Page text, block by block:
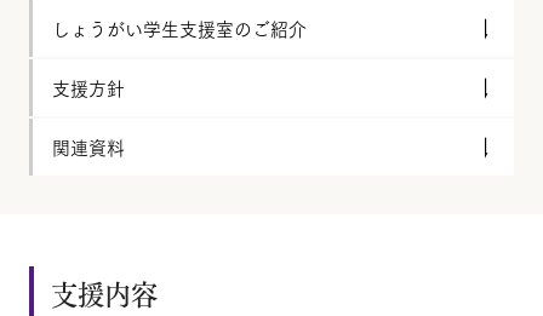
しょうがい学生支援室のご紹介
支援方針
関連資料
支援内容